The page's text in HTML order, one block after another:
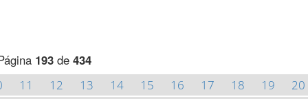
193de 434
11 12 13 14 15 16 17 18 19
20